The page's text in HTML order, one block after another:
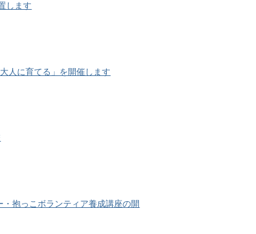
します
人に育てる」を開催します
抱っこボランティア養成講座の開